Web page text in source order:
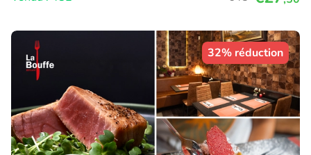
32% réduction